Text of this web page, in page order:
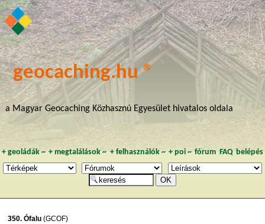
geocaching.hu ®
a Magyar Geocaching Közhasznú Egyesület hivatalos oldala
+ geoládák~ +megtalálások ~ + felhasználók~ + poi~ fórum FAQ belépés
350. Ófalu (GCOF)